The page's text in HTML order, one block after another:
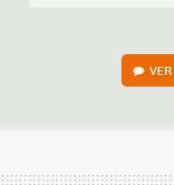
VER